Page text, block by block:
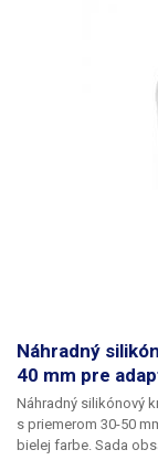
Náhradný
40 mm pre
Náhradný silikónový
s priemerom 30-50
bielej farbe. Sada